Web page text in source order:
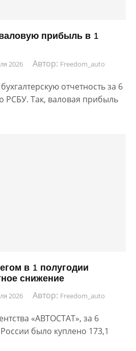
прибыль в 1
2026 Автор: Freedom_auto
отчетность за 6
РСБУ. Так, валовая прибыль
в 1 полугодии
снижение
2026 Автор: Freedom_auto
«АВТОСТАТ», за 6
было куплено 173,1